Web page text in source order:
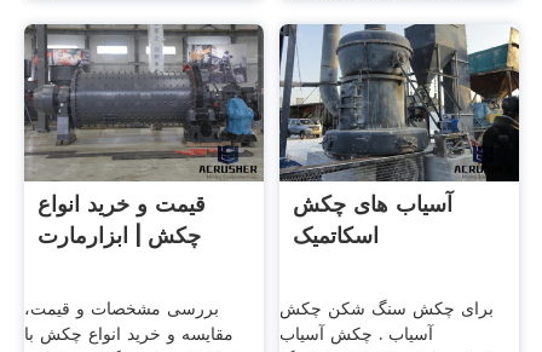
قیمت و خرید انواع
چکش | ابزارمارت
بررسی مشخصات و قیمت،
مقایسه و خرید انواع چکش با
آسیاب های چکش
اسکاتمیک
برای چکش سنگ شکن چکش
آسیاب . چکش آسیاب